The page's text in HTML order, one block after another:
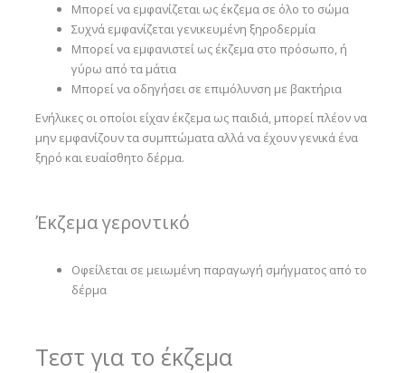
Μπορεί να εμφανίζεται ως έκζεμα σε όλο το σώμα
Συχνά εμφανίζεται γενικευμένη ξηροδερμία
Μπορεί να εμφανιστεί ως έκζεμα στο πρόσωπο, ή
γύρω από τα μάτια
Μπορεί να οδηγήσει σε επιμόλυνση με βακτήρια
Ενήλικες οι οποίοι είχαν έκζεμα ως παιδιά, μπορεί πλέον να
μην εμφανίζουν τα συμπτώματα αλλά να έχουν γενικά ένα
ξηρό και ευαίσθητο δέρμα.
Έκζεμα γεροντικό
Οφείλεται σε μειωμένη παραγωγή σμήγματος από το
δέρμα
Τεστ για το έκζεμα